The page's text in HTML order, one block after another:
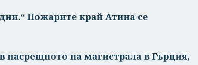
Пожарите край Атина се
насрещното на магистрала в Гърция,